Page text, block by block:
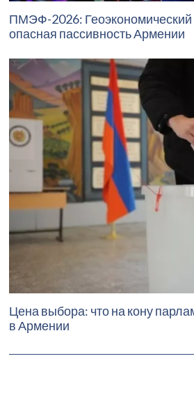
ПМЭФ-2026: Геоэкономический
опасная пассивность Армении
Цена выбора: что на кону
в Армении